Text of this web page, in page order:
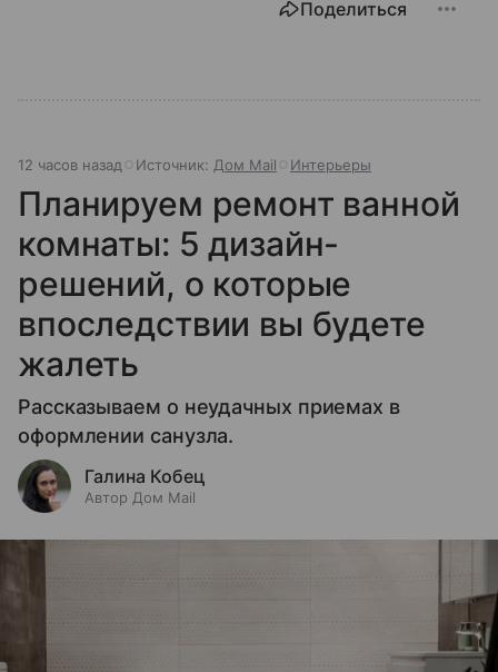
Поделиться
12 часов назад Источник: Дом Mail Интерьеры
Планируем ремонт ванной
комнаты: 5 дизайн-
решений, о которые
впоследствии вы будете
жалеть
Рассказываем о неудачных приемах в
оформлении санузла.
Галина Кобец
Автор Дом Mail